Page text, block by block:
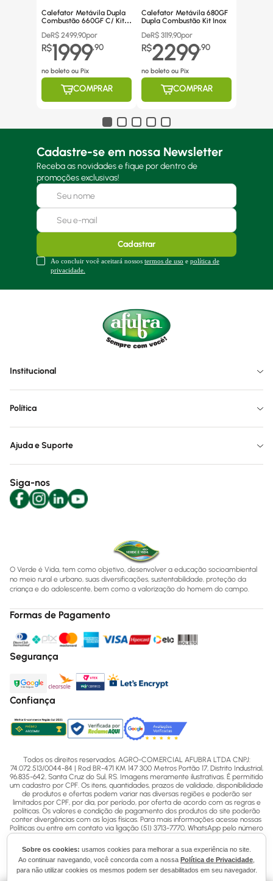
Sobre os cookies: usamos cookies para melhorar a sua experiência no site.
Ao continuar navegando, você concorda com a nossa Política de Privacidade
para não utilizar cookies os mesmos podem ser desabilitados em seu navegador.
Calefator Metávila Dupla
Combustão 660GF C/ Kit
DeR$ 2499,90por
R$1999,90
no boleto ou Pix
COMPRAR
Calefator Metávila 680GF
Dupla Combustão Kit Inox
DeR$ 3119,90por
R$2299,90
no boleto ou Pix
COMPRAR
Cadastre-se em nossa Newsletter
Receba as novidades e fique por dentro de
promoções exclusivas!
Cadastrar
Ao concluir você aceitará nossos termos de uso e política de
privacidade.
Institucional
Política
Ajuda e Suporte
Siga-nos
O Verde é Vida, tem como objetivo, desenvolver a educação socioambiental
no meio rural e urbano, suas diversificações, sustentabilidade, proteção da
criança e do adolescente, bem como a valorização do homem do campo.
Formas de Pagamento
Segurança
Confiança
Todos os direitos reservados. AGRO-COMERCIAL AFUBRA LTDA CNPJ:
74.072.513/0044-84 | Rod BR-471 KM 147 300 Metros Portão 17, Distrito Industrial,
96.835-642, Santa Cruz do Sul, RS. Imagens meramente ilustrativas. É permitido
um cadastro por CPF. Os itens, quantidades, prazos de validade, disponibilidade
de produtos e ofertas podem variar nas diversas regiões e poderão ser
limitados por CPF, por dia, por período, por oferta de acordo com as regras e
políticas. Os valores e condição de pagamento dos produtos do site poderão
conter divergências com as lojas físicas. Para mais informações acesse nossas
Políticas ou entre em contato via ligação (51) 3713-7770, WhatsApp pelo número